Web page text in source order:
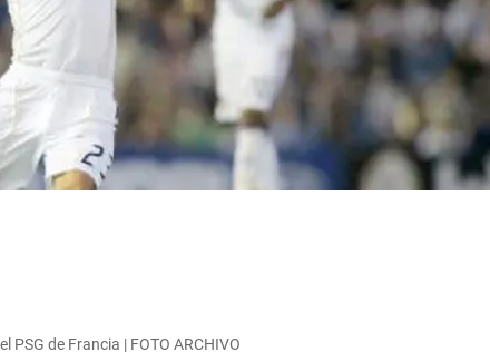
PSG de Francia | FOTO ARCHIVO